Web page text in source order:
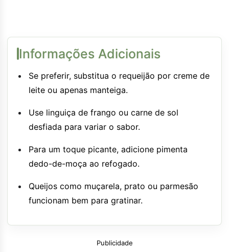
Informações Adicionais
Se preferir, substitua o requeijão por creme de
leite ou apenas manteiga.
Use linguiça de frango ou carne de sol
desfiada para variar o sabor.
Para um toque picante, adicione pimenta
dedo-de-moça ao refogado.
Queijos como muçarela, prato ou parmesão
funcionam bem para gratinar.
Publicidade